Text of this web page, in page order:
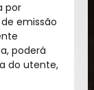
por
emissão
poderá
do utente,